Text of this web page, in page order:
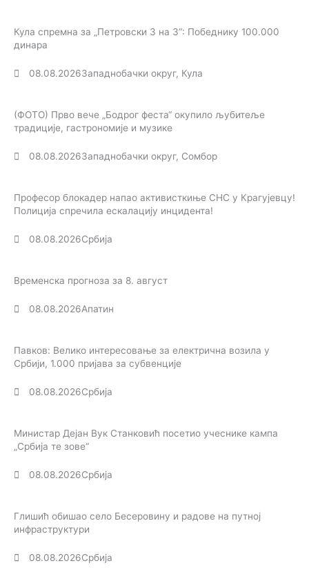
Кула спремна за „Петровски 3 на 3“: Победнику 100.000
динара
08.08.2026Западнобачки округ, Кула
(ФОТО) Прво вече „Бодрог феста“ окупило љубитеље
традиције, гастрономије и музике
08.08.2026Западнобачки округ, Сомбор
Професор блокадер напао активисткиње СНС у Крагујевцу!
Полиција спречила ескалацију инцидента!
08.08.2026Србија
Временска прогноза за 8. август
08.08.2026Апатин
Павков: Велико интересовање за електрична возила у
Србији, 1.000 пријава за субвенције
08.08.2026Србија
Министар Дејан Вук Станковић посетио учеснике кампа
„Србија те зове“
08.08.2026Србија
Глишић обишао село Бесеровину и радове на путној
инфраструктури
08.08.2026Србија